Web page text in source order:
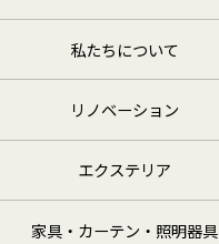
私たちについて
リノベーション
エクステリア
家具・カーテン・照明器具